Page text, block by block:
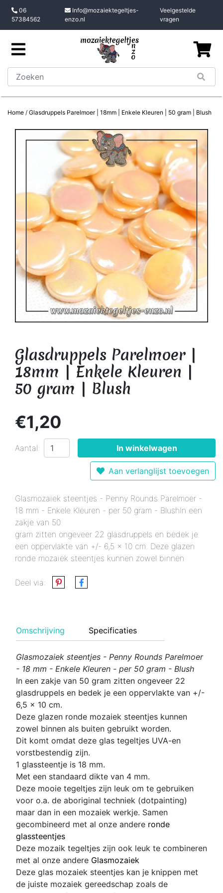
06
57384562
Info@mozaiektegeltjes-
enzo.nl
Veelgestelde
vragen
Home / Glasdruppels Parelmoer | 18mm | Enkele Kleuren | 50 gram | Blush
Glasdruppels Parelmoer |
18mm | Enkele Kleuren |
50 gram | Blush
€1,20
Aantal: In winkelwagen
Aan verlanglijst toevoegen
Glasmozaiek steentjes - Penny Rounds Parelmoer -
18 mm - Enkele Kleuren - per 50 gram - BlushIn een
zakje van 50
gram zitten ongeveer 22 glasdruppels en bedek je
een oppervlakte van +/- 6,5 x 10 cm. Deze glazen
ronde mozaiek steentjes kunnen zowel binnen
Deel via:
Omschrijving Specificaties
Glasmozaiek steentjes - Penny Rounds Parelmoer
- 18 mm - Enkele Kleuren - per 50 gram - Blush
In een zakje van 50 gram zitten ongeveer 22
glasdruppels en bedek je een oppervlakte van +/-
6,5 x 10 cm.
Deze glazen ronde mozaiek steentjes kunnen
zowel binnen als buiten gebruikt worden.
Dit komt omdat deze glas tegeltjes UVA-en
vorstbestendig zijn.
1 glassteentje is 18 mm.
Met een standaard dikte van 4 mm.
Deze mooie tegeltjes zijn leuk om te gebruiken
voor o.a. de aboriginal techniek (dotpainting)
maar dan in een mozaiek werkje. Samen
gecombineerd met al onze andere ronde
glassteentjes
Deze mozaik tegeltjes zijn ook leuk te combineren
met al onze andere Glasmozaiek
Deze glas mozaiek steentjes kan je knippen met
de juiste mozaiek gereedschap zoals de